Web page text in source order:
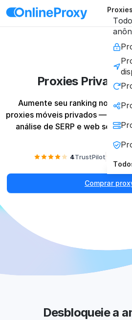
Proxies Privados
Aumente seu ranking nos
proxies móveis privados — a
análise de SERP e web
4TrustPilot
Comprar
Desbloqueie a